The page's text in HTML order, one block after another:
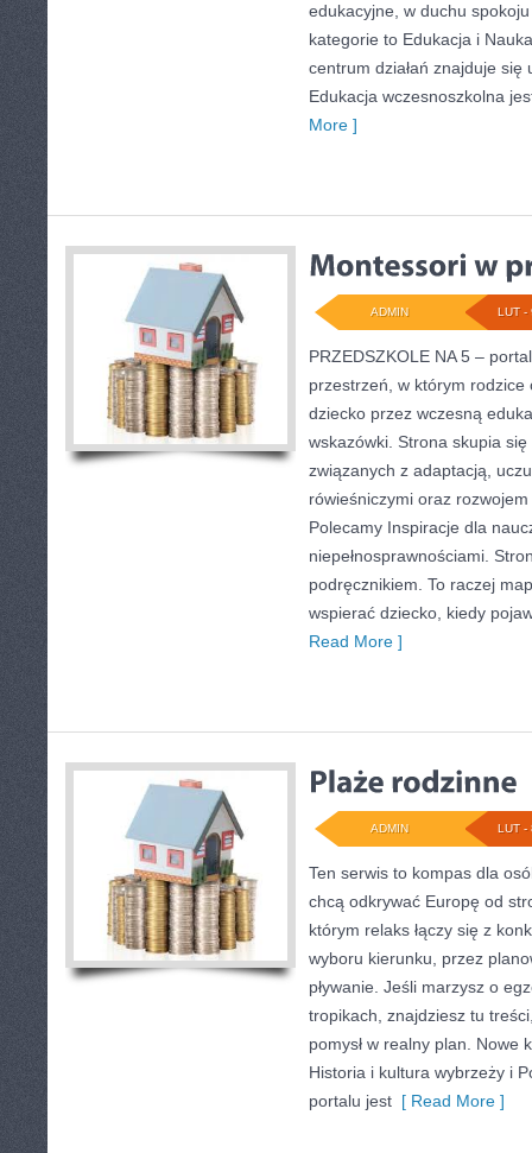
edukacyjne, w duchu
kategorie to Edukacja i
centrum działań znajduje
Edukacja wczesnoszkolna
More ]
LUT -
ADMIN
PRZEDSZKOLE NA 5 –
przestrzeń, w którym
dziecko przez wczesną
wskazówki. Strona skupia
związanych z adaptacją,
rówieśniczymi oraz rozwojem
Polecamy Inspiracje dla
niepełnosprawnościami.
podręcznikiem. To raczej
wspierać dziecko, kiedy
Read More ]
LUT -
ADMIN
Ten serwis to kompas dla
chcą odkrywać Europę od
którym relaks łączy się z
wyboru kierunku, przez
pływanie. Jeśli marzysz o
tropikach, znajdziesz tu
pomysł w realny plan. Nowe
Historia i kultura wybrzeży i
portalu jest [ Read More ]